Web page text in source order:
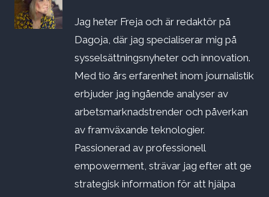
Jag heter Freja och är redaktör på
Dagoja, där jag specialiserar mig på
sysselsättningsnyheter och innovation.
Med tio års erfarenhet inom journalistik
erbjuder jag ingående analyser av
arbetsmarknadstrender och påverkan
av framväxande teknologier.
Passionerad av professionell
empowerment, strävar jag efter att ge
strategisk information för att hjälpa